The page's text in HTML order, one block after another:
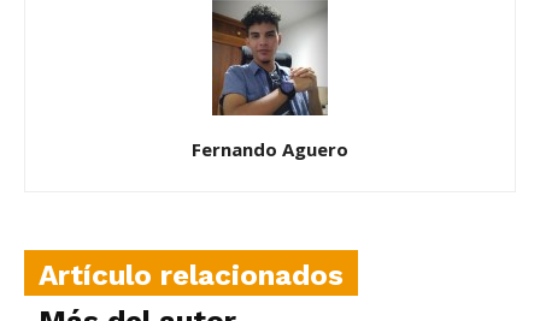
Fernando Aguero
Artículo relacionados